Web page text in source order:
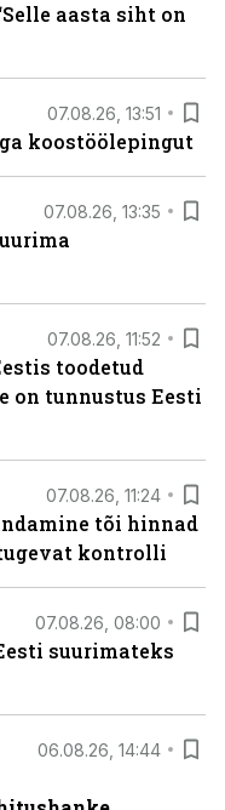
aasta siht on
07.08.26, 13:51
koostöölepingut
07.08.26, 13:35
07.08.26, 11:52
toodetud
on tunnustus Eesti
07.08.26, 11:24
tõi hinnad
kontrolli
07.08.26, 08:00
suurimateks
06.08.26, 14:44